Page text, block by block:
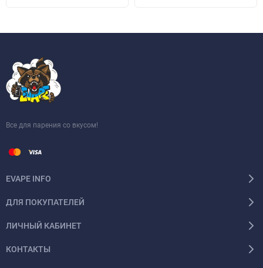
Все для парения со вкусом!
EVAPE INFO
ДЛЯ ПОКУПАТЕЛЕЙ
ЛИЧНЫЙ КАБИНЕТ
КОНТАКТЫ